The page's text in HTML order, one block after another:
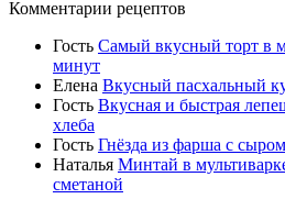
Комментарии рецептов
Гость Самый вкусный торт в
минут
Елена Вкусный пасхальный
Гость Вкусная и быстрая
хлеба
Гость Гнёзда из фарша с
Наталья Минтай в
сметаной